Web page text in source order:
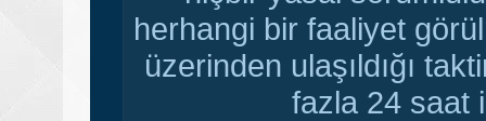
herhangi bir faaliyet
üzerinden ulaşıldığı
fazla 24 saat